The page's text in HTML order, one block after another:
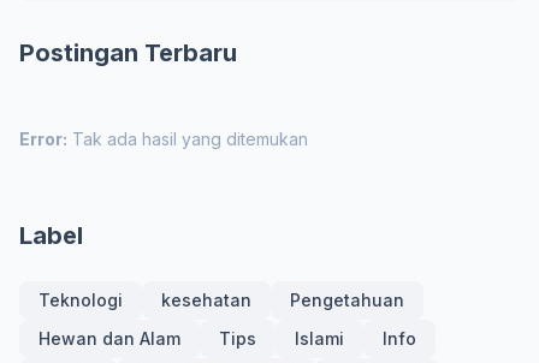
Postingan Terbaru
Error: Tak ada hasil yang ditemukan
Label
Teknologi kesehatan
Pengetahuan
Hewan dan Alam
Tips Islami
Info